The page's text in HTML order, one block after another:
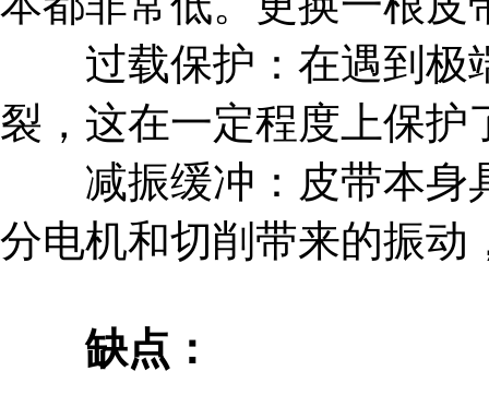
过载保护：在遇到极
裂，这在一定程度上保
减振缓冲：皮带本身
分电机和切削带来的振动
缺点：